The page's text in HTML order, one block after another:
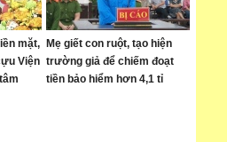
mặt,
Viện
Mẹ giết con ruột, tạo hiện
trường giả để chiếm đoạt
tiền bảo hiểm hơn 4,1 tỉ